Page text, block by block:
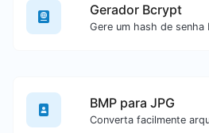
Gerador Bcrypt
BMP para JPG